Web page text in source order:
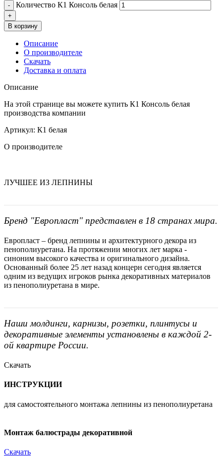
Количество К1 Консоль белая
В корзину
Описание
О производителе
Скачать
Доставка и оплата
Описание
На этой странице вы можете купить К1 Консоль белая
производства компании
Артикул: К1 белая
О производителе
ЛУЧШЕЕ ИЗ ЛЕПНИНЫ
Бренд "Европласт" представлен в 18 странах мира.
Европласт – бренд лепнины и архитектурного декора из
пенополиуретана. На протяжении многих лет марка -
синоним высокого качества и оригинального дизайна.
Основанный более 25 лет назад концерн сегодня является
одним из ведущих игроков рынка декоративных материалов
из пенополиуретана в мире.
Наши молдинги, карнизы, розетки, плинтусы и
декоративные элементы установлены в каждой 2-
ой квартире России.
Скачать
ИНСТРУКЦИИ
для самостоятельного монтажа лепнины из пенополиуретана
Монтаж балюстрады декоративной
Скачать